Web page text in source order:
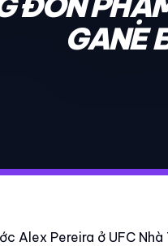
GANE
Alex Pereira ở UFC Nhà